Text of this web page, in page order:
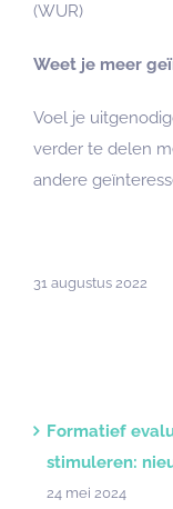
(WUR)
Weet je meer
Voel je
verder te delen
andere
31 augustus 2022
Formatief
stimuleren:
24 mei 2024